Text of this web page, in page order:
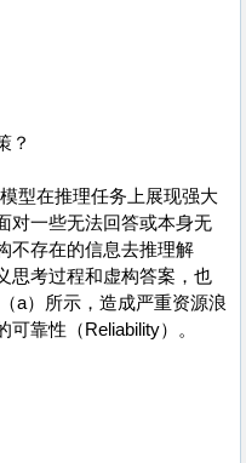
？
型在推理任务上展现强大
对一些无法回答或本身无
不存在的信息去推理解
思考过程和虚构答案，也
a）所示，造成严重资源浪
靠性（Reliability）。